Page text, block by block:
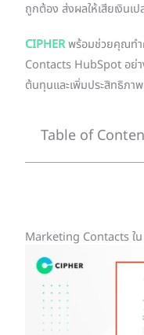
ถูกต้อง ส่งผลให้เสียเงินเ
CIPHERพร้อมช่วยคุณทำ
Contacts HubSpot อย่
ต้นทุนและเพิ่มประสิทธิภา
Table of
Marketing Contacts ใน